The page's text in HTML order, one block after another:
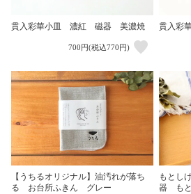
貫入彩華小皿 濃紅 磁器 美濃焼
700円(税込770円)
貫入彩
【うちるオリジナル】油汚れが落ち
る お台所ふきん グレー
もとし
器 も